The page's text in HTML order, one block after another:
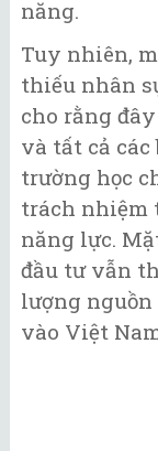
năng.
Tuy nhiên,
thiếu nhân
cho rằng
và tất cả
trường học
trách nhiệm
năng lực.
đầu tư vẫn
lượng
vào Việt